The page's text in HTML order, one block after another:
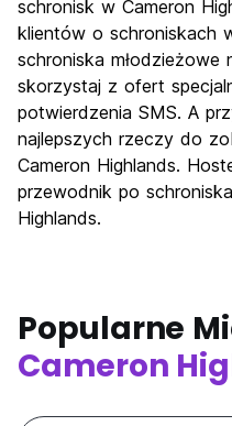
Imprezy
Najlepsza wartość
schronisk w Cameron
klientów o schroniskach
schroniska młodzieżowe
skorzystaj z ofert
potwierdzenia SMS. A
najlepszych rzeczy do
Cameron Highlands.
przewodnik po
Highlands.
Popularne
Cameron